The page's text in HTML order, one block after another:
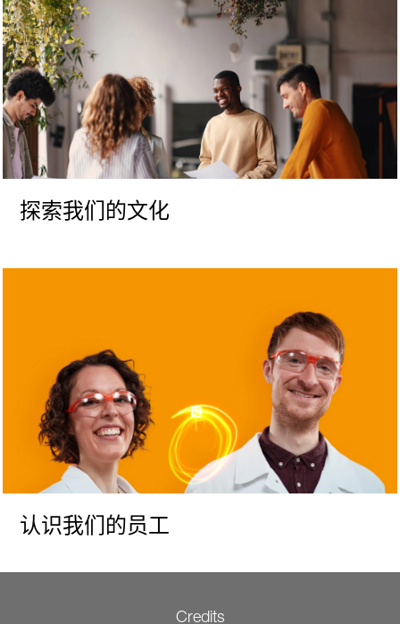
探索我们的文化
认识我们的员工
Credits